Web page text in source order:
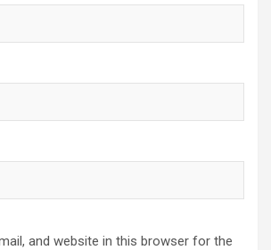
and website in this browser for the